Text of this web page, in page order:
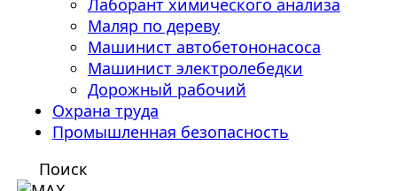
Лаборант химического анализа
Маляр по дереву
Машинист автобетононасоса
Машинист электролебедки
Дорожный рабочий
Охрана труда
Промышленная безопасность
Поиск